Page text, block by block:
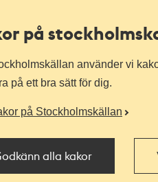
på
använder vi
på ett bra sätt för dig.
på Stockholmskällan
alla kakor